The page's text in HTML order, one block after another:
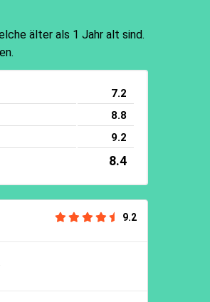
älter als 1 Jahr alt sind.
7.2
8.8
9.2
8.4
9.2